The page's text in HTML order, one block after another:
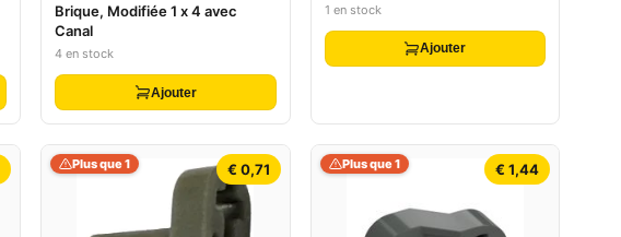
Brique, Modifiée 1 x 4 avec
Canal
4 en stock
Ajouter
1 en stock
Ajouter
€ 0,71
Plus que 1 € 1,44
Plus que 1